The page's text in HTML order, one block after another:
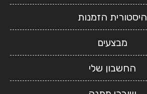
היסטורית הזמנות
מבצעים
החשבון שלי